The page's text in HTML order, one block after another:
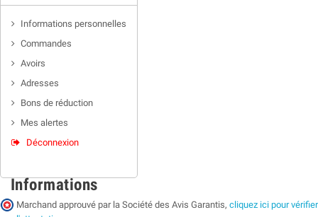
Informations personnelles
Commandes
Avoirs
Adresses
Bons de réduction
Mes alertes
Déconnexion
Informations
Marchand approuvé par la Société des Avis Garantis, cliquez ici pour vérifier